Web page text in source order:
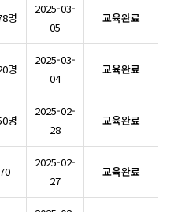
명
2025-03-
05
교육완료
명
2025-03-
04
교육완료
명
2025-02-
28
교육완료
70
2025-02-
27
교육완료